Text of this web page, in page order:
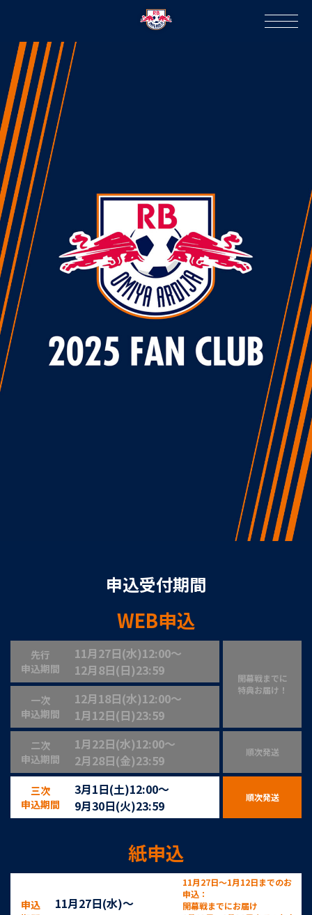
申込受付期間
WEB申込
先行
申込期間
11月27日(水)12:00〜
12月8日(日)23:59
開幕戦までに
特典お届け！
一次
申込期間
12月18日(水)12:00〜
1月12日(日)23:59
二次
申込期間
1月22日(水)12:00〜
2月28日(金)23:59
順次発送
三次
申込期間
3月1日(土)12:00〜
9月30日(火)23:59
順次発送
紙申込
申込
11月27日(水)〜
11月27日〜1月12日までのお
申込：
開幕戦までにお届け